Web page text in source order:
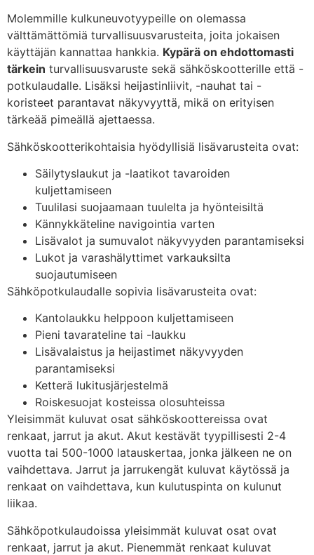
Molemmille kulkuneuvotyypeille on olemassa
välttämättömiä turvallisuusvarusteita, joita jokaisen
käyttäjän kannattaa hankkia. Kypärä on ehdottomasti
tärkein turvallisuusvaruste sekä sähköskootterille että -
potkulaudalle. Lisäksi heijastinliivit, -nauhat tai -
koristeet parantavat näkyvyyttä, mikä on erityisen
tärkeää pimeällä ajettaessa.
Sähköskootterikohtaisia hyödyllisiä lisävarusteita ovat:
Säilytyslaukut ja -laatikot tavaroiden
kuljettamiseen
Tuulilasi suojaamaan tuulelta ja hyönteisiltä
Kännykkäteline navigointia varten
Lisävalot ja sumuvalot näkyvyyden parantamiseksi
Lukot ja varashälyttimet varkauksilta
suojautumiseen
Sähköpotkulaudalle sopivia lisävarusteita ovat:
Kantolaukku helppoon kuljettamiseen
Pieni tavarateline tai -laukku
Lisävalaistus ja heijastimet näkyvyyden
parantamiseksi
Ketterä lukitusjärjestelmä
Roiskesuojat kosteissa olosuhteissa
Yleisimmät kuluvat osat sähköskoottereissa ovat
renkaat, jarrut ja akut. Akut kestävät tyypillisesti 2-4
vuotta tai 500-1000 latauskertaa, jonka jälkeen ne on
vaihdettava. Jarrut ja jarrukengät kuluvat käytössä ja
renkaat on vaihdettava, kun kulutuspinta on kulunut
liikaa.
Sähköpotkulaudoissa yleisimmät kuluvat osat ovat
renkaat, jarrut ja akut. Pienemmät renkaat kuluvat